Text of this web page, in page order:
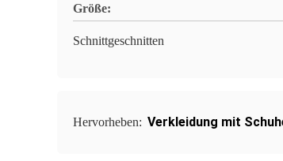
Größe:
Schnittgeschnitten
Hervorheben: Verkleidung mit